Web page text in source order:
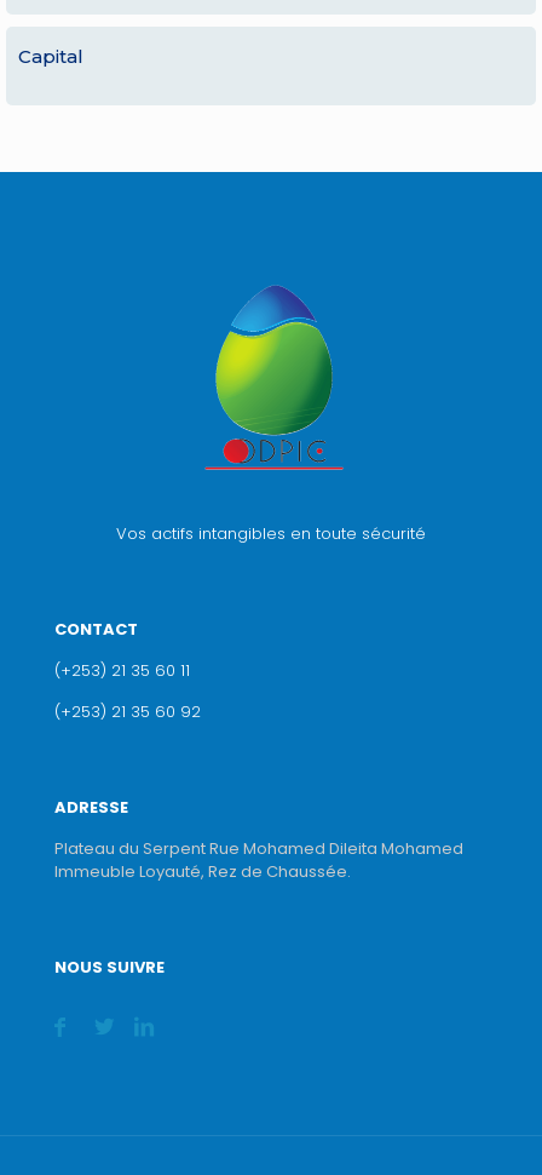
Capital
Vos actifs intangibles en toute sécurité
CONTACT
(+253) 21 35 60 11
(+253) 21 35 60 92
ADRESSE
Plateau du Serpent Rue Mohamed Dileita Mohamed
Immeuble Loyauté, Rez de Chaussée.
NOUS SUIVRE